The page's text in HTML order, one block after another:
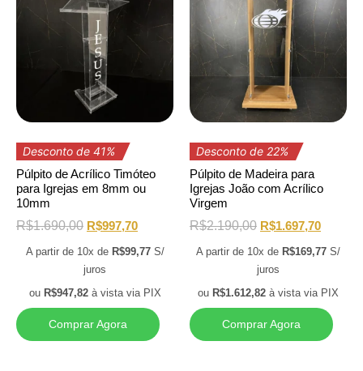
Desconto de 41%
Púlpito de Acrílico Timóteo
para Igrejas em 8mm ou
10mm
R$1.690,00 R$997,70
A partir de 10x de R$99,77 S/
juros
ou R$947,82 à vista via PIX
Comprar Agora
Desconto de 22%
Púlpito de Madeira para
Igrejas João com Acrílico
Virgem
R$2.190,00 R$1.697,70
A partir de 10x de R$169,77 S/
juros
ou R$1.612,82 à vista via PIX
Comprar Agora